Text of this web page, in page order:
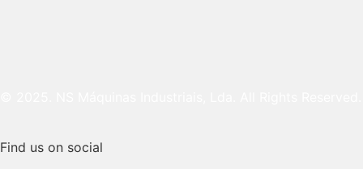
Find us on social